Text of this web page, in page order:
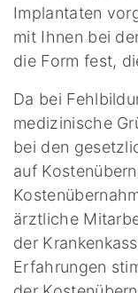
Implantaten
mit Ihnen bei
die Form fest,
Da bei
medizinische
bei den
auf
ärztliche
der
Erfahrungen